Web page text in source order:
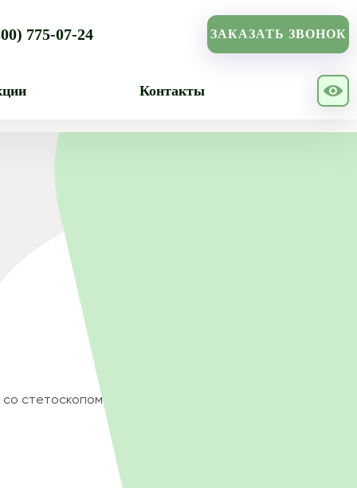
775-07-24 ЗАКАЗАТЬ ЗВОНОК
Контакты